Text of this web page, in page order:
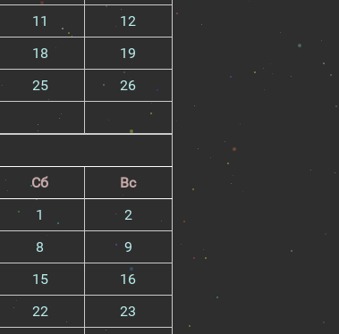
11
12
18
19
25
26
Сб
Вс
1
2
8
9
15
16
22
23